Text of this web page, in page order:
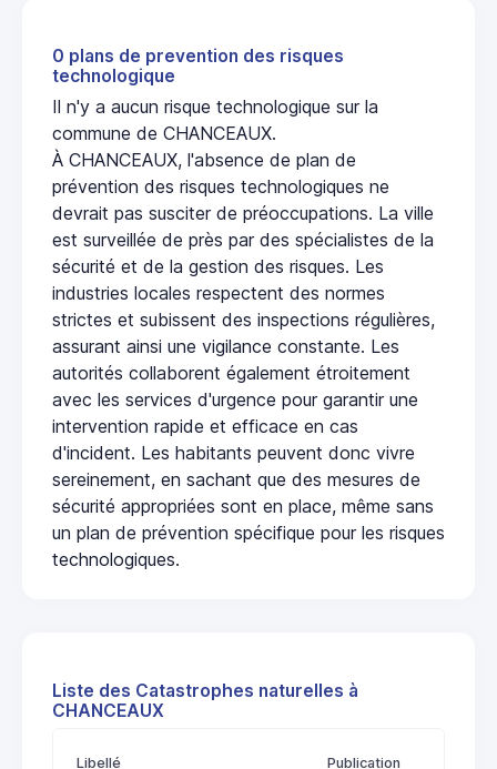
0 plans de prevention des risques
technologique
Il n'y a aucun risque technologique sur la
commune de CHANCEAUX.
À CHANCEAUX, l'absence de plan de
prévention des risques technologiques ne
devrait pas susciter de préoccupations. La ville
est surveillée de près par des spécialistes de la
sécurité et de la gestion des risques. Les
industries locales respectent des normes
strictes et subissent des inspections régulières,
assurant ainsi une vigilance constante. Les
autorités collaborent également étroitement
avec les services d'urgence pour garantir une
intervention rapide et efficace en cas
d'incident. Les habitants peuvent donc vivre
sereinement, en sachant que des mesures de
sécurité appropriées sont en place, même sans
un plan de prévention spécifique pour les risques
technologiques.
Liste des Catastrophes naturelles à
CHANCEAUX
Libellé Publication